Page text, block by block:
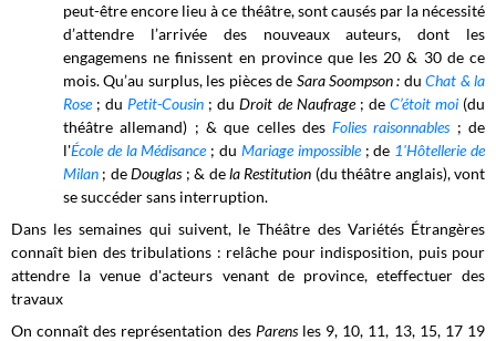
peut-être encore lieu à ce théâtre, sont causés par la nécessité
d’attendre l’arrivée des nouveaux auteurs, dont les
engagemens ne finissent en province que les 20 & 30 de ce
mois. Qu’au surplus, les pièces de Sara Soompson : duChat & la
Rose ; du Petit-Cousin ; duDroit de Naufrage ; de C’étoit moi(du
théâtre allemand) ; & que celles desFolies raisonnables ; de
l'École de la Médisance ; du Mariage impossible ; de 1'Hôtellerie de
Milan ; deDouglas ; & dela Restitution (du théâtre anglais), vont
se succéder sans interruption.
Dans les semaines qui suivent, le Théâtre des Variétés Étrangères
connaît bien des tribulations : relâche pour indisposition, puis pour
attendre la venue d'acteurs venant de province, eteffectuer des
travaux
On connaît des représentation des Parensles 9, 10, 11, 13, 15, 17 19